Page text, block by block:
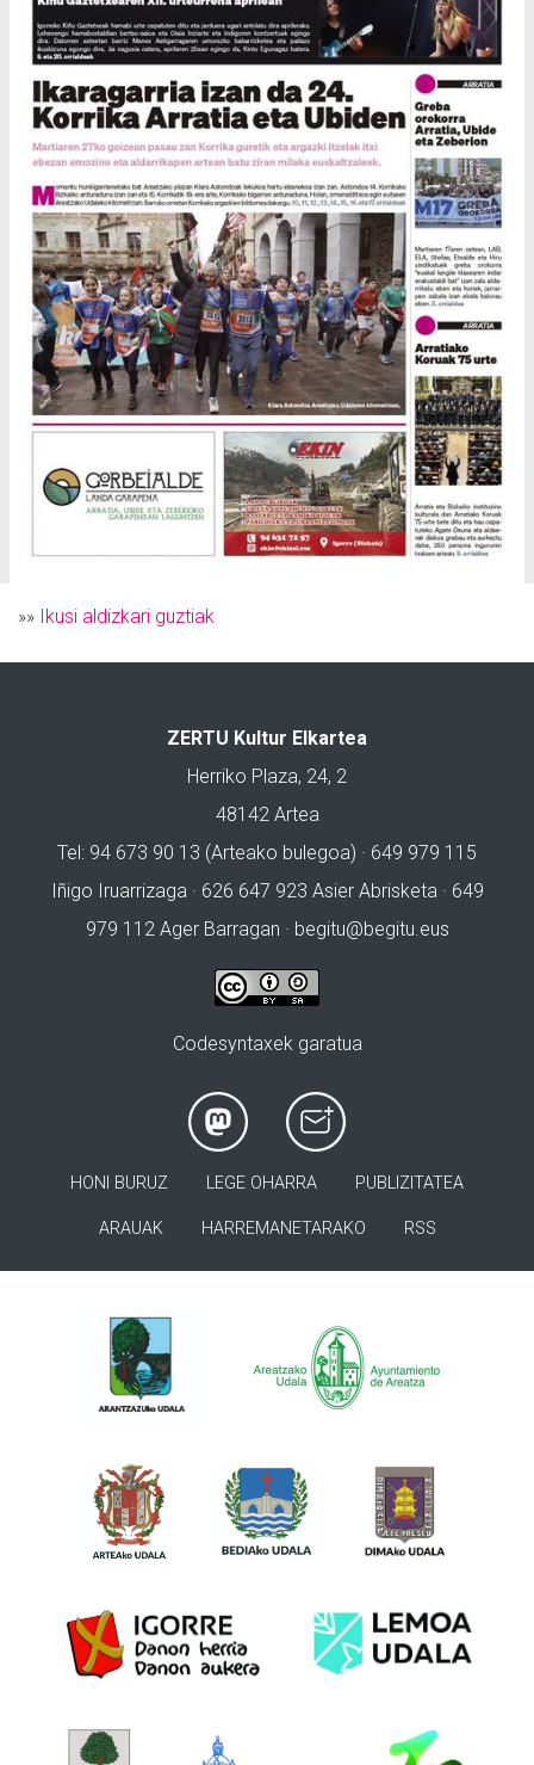
»» Ikusi aldizkari guztiak
ZERTU Kultur Elkartea
Herriko Plaza, 24, 2
48142 Artea
Tel: 94 673 90 13 (Arteako bulegoa) · 649 979 115
Iñigo Iruarrizaga · 626 647 923 Asier Abrisketa · 649
979 112 Ager Barragan · begitu@begitu.eus
Codesyntaxek garatua
HONI BURUZ LEGE OHARRA PUBLIZITATEA
ARAUAK HARREMANETARAKO RSS